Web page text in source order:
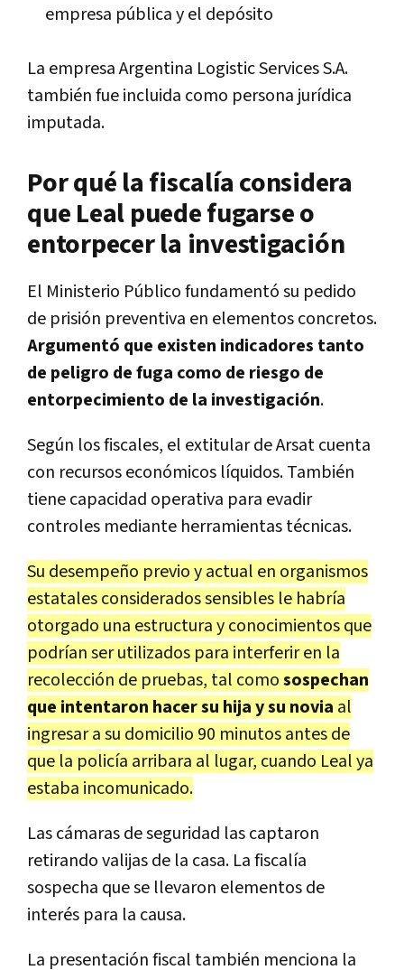
empresa pública y el depósito
La empresa Argentina Logistic Services S.A.
también fue incluida como persona jurídica
imputada.
Por qué la fiscalía considera
que Leal puede fugarse o
entorpecer la investigación
El Ministerio Público fundamentó su pedido
de prisión preventiva en elementos concretos.
Argumentó que existen indicadores tanto
de peligro de fuga como de riesgo de
entorpecimiento de la investigación.
Según los fiscales, el extitular de Arsat cuenta
con recursos económicos líquidos. También
tiene capacidad operativa para evadir
controles mediante herramientas técnicas.
Su desempeño previo y actual en organismos
estatales considerados sensibles le habría
otorgado una estructura y conocimientos que
podrían ser utilizados para interferir en la
recolección de pruebas, tal comosospechan
que intentaron hacer su hija y su novia al
ingresar a su domicilio 90 minutos antes de
que la policía arribara al lugar, cuando Leal ya
estaba incomunicado.
Las cámaras de seguridad las captaron
retirando valijas de la casa. La fiscalía
sospecha que se llevaron elementos de
interés para la causa.
La presentación fiscal también menciona la